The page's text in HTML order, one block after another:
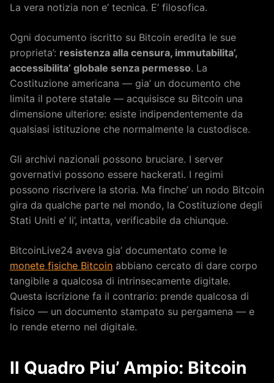
La vera notizia non e’ tecnica. E’ filosofica.
Ogni documento iscritto su Bitcoin eredita le sue
proprieta’: resistenza alla censura, immutabilita’,
accessibilita’ globale senza permesso. La
Costituzione americana — gia’ un documento che
limita il potere statale — acquisisce su Bitcoin una
dimensione ulteriore: esiste indipendentemente da
qualsiasi istituzione che normalmente la custodisce.
Gli archivi nazionali possono bruciare. I server
governativi possono essere hackerati. I regimi
possono riscrivere la storia. Ma finche’ un nodo Bitcoin
gira da qualche parte nel mondo, la Costituzione degli
Stati Uniti e’ li’, intatta, verificabile da chiunque.
BitcoinLive24 aveva gia’ documentato come le
monete fisiche Bitcoin abbiano cercato di dare corpo
tangibile a qualcosa di intrinsecamente digitale.
Questa iscrizione fa il contrario: prende qualcosa di
fisico — un documento stampato su pergamena — e
lo rende eterno nel digitale.
Il Quadro Piu’ Ampio: Bitcoin